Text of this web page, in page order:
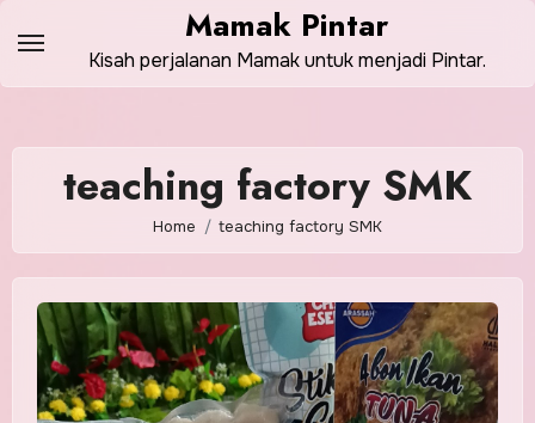
content
Mamak Pintar
Kisah perjalanan Mamak untuk menjadi Pintar.
teaching factory SMK
Home teaching factory SMK